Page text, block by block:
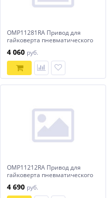
OMP11281RA Привод для
гайковерта пневматического
4 060 руб.
OMP11212RA Привод для
гайковерта пневматического
4 690 руб.